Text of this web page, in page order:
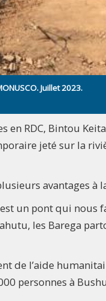
Juillet 2023.
en RDC, Bintou
jeté sur la
avantages à
un pont qui nous
les Barega
de l’aide
personnes à